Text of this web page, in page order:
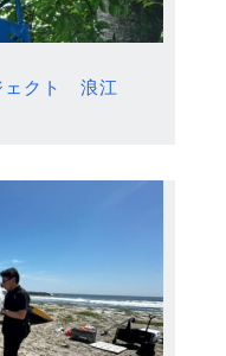
ェクト 浪江